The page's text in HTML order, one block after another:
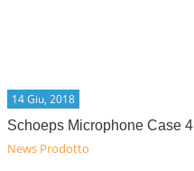
14 Giu, 2018
Schoeps Microphone Case 4
News Prodotto